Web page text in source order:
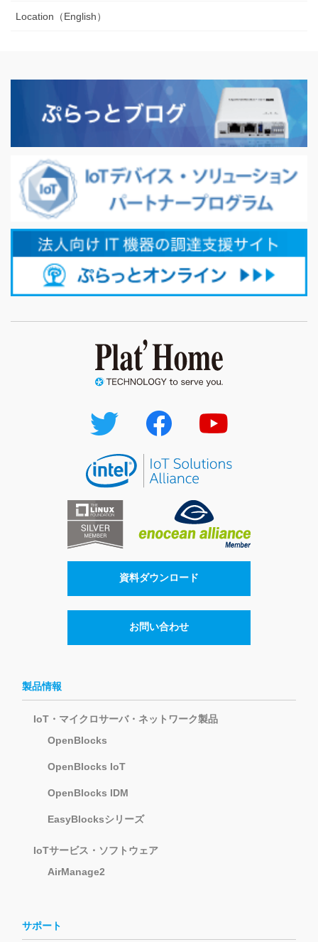
Location（English）
資料ダウンロード
お問い合わせ
製品情報
IoT・マイクロサーバ・ネットワーク製品
OpenBlocks
OpenBlocks IoT
OpenBlocks IDM
EasyBlocksシリーズ
IoTサービス・ソフトウェア
AirManage2
サポート